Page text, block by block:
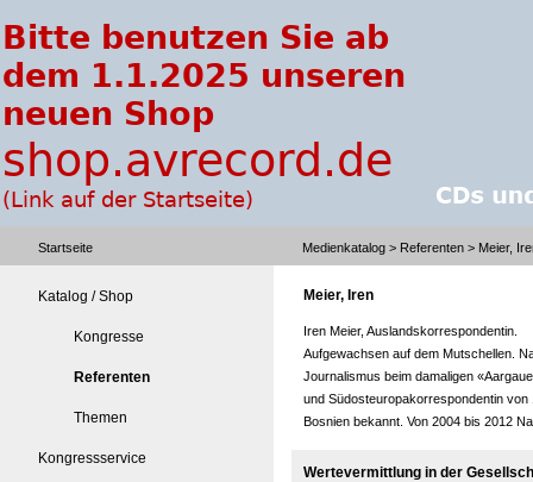
Startseite Medienkatalog > Referenten > Meier,
Katalog / Shop
Kongresse
Referenten
Themen
Kongressservice
Meier, Iren
Iren Meier, Auslandskorrespondentin.
Aufgewachsen auf dem Mutschellen.
Journalismus beim damaligen
und Südosteuropakorrespondentin
Bosnien bekannt. Von 2004 bis 2012
Wertevermittlung in der